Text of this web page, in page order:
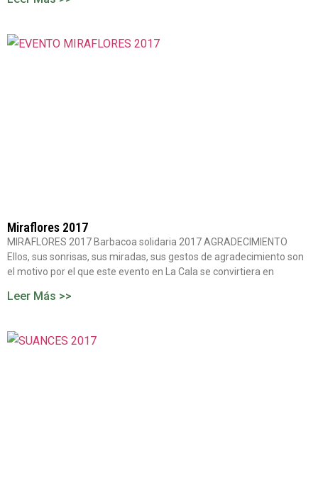
Miraflores 2017
MIRAFLORES 2017 Barbacoa solidaria 2017 AGRADECIMIENTO
Ellos, sus sonrisas, sus miradas, sus gestos de agradecimiento son
el motivo por el que este evento en La Cala se convirtiera en
Leer Más >>